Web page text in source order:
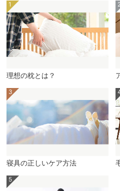
理想の枕とは？
寝具の正しいケア方法